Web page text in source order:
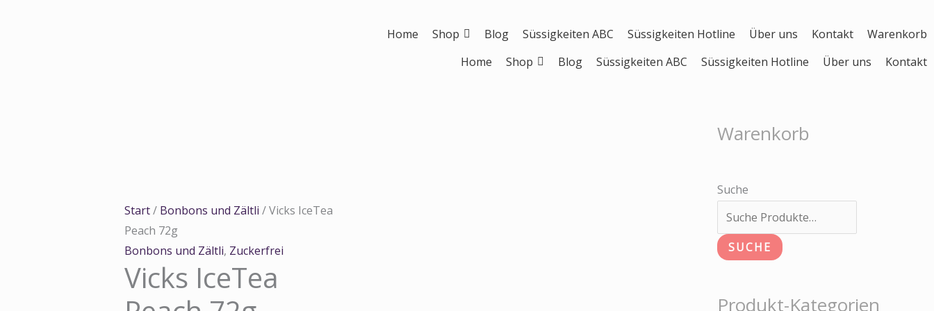
Home Shop Blog Süssigkeiten ABC Süssigkeiten Hotline Über uns Kontakt
Warenkorb
Home
Shop Blog Süssigkeiten ABC Süssigkeiten Hotline Über uns Kontakt
Start/ Bonbons und Zältli / Vicks IceTea
Peach 72g
Bonbons und Zältli, Zuckerfrei
Vicks IceTea
Menge
Warenkorb
Suche
SUCHE
Produkt-Kategorien